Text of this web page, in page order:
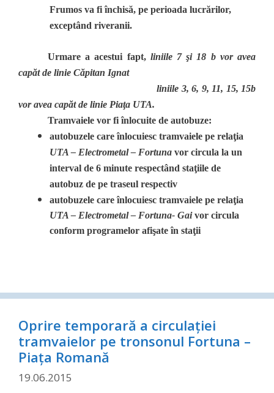
Frumos va fi închisă, pe perioada lucrărilor,
exceptând riveranii.
Urmare a acestui fapt, liniile 7 şi 18 b vor avea
capăt de linie Căpitan Ignat
liniile 3, 6, 9, 11, 15, 15b
vor avea capăt de linie Piaţa UTA.
Tramvaiele vor fi înlocuite de autobuze:
autobuzele care înlocuiesc tramvaiele pe relaţia
UTA – Electrometal – Fortuna vor circula la un
interval de 6 minute respectând staţiile de
autobuz de pe traseul respectiv
autobuzele care înlocuiesc tramvaiele pe relaţia
UTA – Electrometal – Fortuna- Gaivor circula
conform programelor afişate în staţii
Oprire temporară a circulaţiei
tramvaielor pe tronsonul Fortuna –
Piaţa Romană
19.06.2015